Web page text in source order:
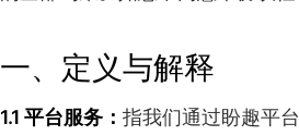
一、定义与解释
1.1 平台服务： 指我们通过盼趣平